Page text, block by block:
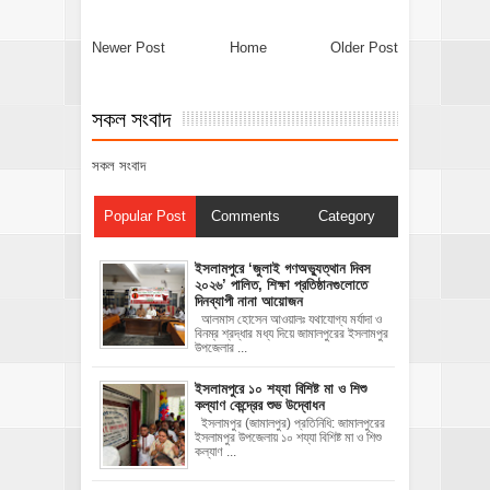
Newer Post Older Post
Home
সকল সংবাদ
সকল সংবাদ
Popular Post Comments Category
‎ইসলামপুরে ‘জুলাই গণঅভ্যুত্থান দিবস
২০২৬’ পালিত, শিক্ষা প্রতিষ্ঠানগুলোতে
দিনব্যাপী নানা আয়োজন
‎​আলমাস হোসেন আওয়ালঃ‎ ‎​যথাযোগ্য মর্যাদা ও
বিনম্র শ্রদ্ধার মধ্য দিয়ে জামালপুরের ইসলামপুর
উপজেলার ...
ইসলামপুরে ১০ শয্যা বিশিষ্ট মা ও শিশু
কল্যাণ কেন্দ্রের শুভ উদ্বোধন
ইসলামপুর (জামালপুর) প্রতিনিধি: জামালপুরের
ইসলামপুর উপজেলায় ১০ শয্যা বিশিষ্ট মা ও শিশু
কল্যাণ ...